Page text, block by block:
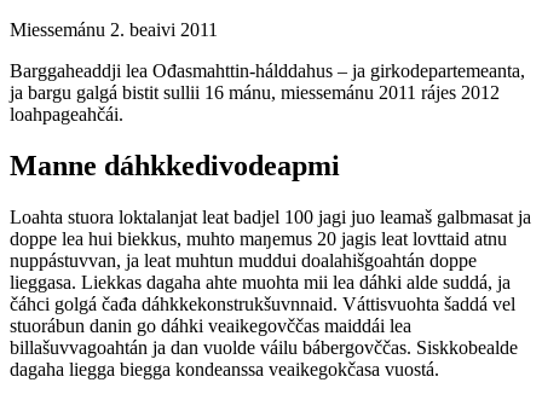
Miessemánu 2. beaivi 2011
Barggaheaddji lea Ođasmahttin-hálddahus – ja girkodepartemeanta,
ja bargu galgá bistit sullii 16 mánu, miessemánu 2011 rájes 2012
loahpageahčái.
Manne dáhkkedivodeapmi
Loahta stuora loktalanjat leat badjel 100 jagi juo leamaš galbmasat ja
doppe lea hui biekkus, muhto maŋemus 20 jagis leat lovttaid atnu
nuppástuvvan, ja leat muhtun muddui doalahišgoahtán doppe
lieggasa. Liekkas dagaha ahte muohta mii lea dáhki alde suddá, ja
čáhci golgá čađa dáhkkekonstrukšuvnnaid. Váttisvuohta šaddá vel
stuorábun danin go dáhki veaikegovččas maiddái lea
billašuvvagoahtán ja dan vuolde váilu bábergovččas. Siskkobealde
dagaha liegga biegga kondeanssa veaikegokčasa vuostá.